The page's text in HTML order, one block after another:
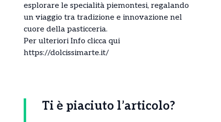
esplorare le specialità piemontesi, regalando
un viaggio tra tradizione e innovazione nel
cuore della pasticceria.
Per ulteriori Info clicca qui
https://dolcissimarte.it/
Ti è piaciuto l’articolo?